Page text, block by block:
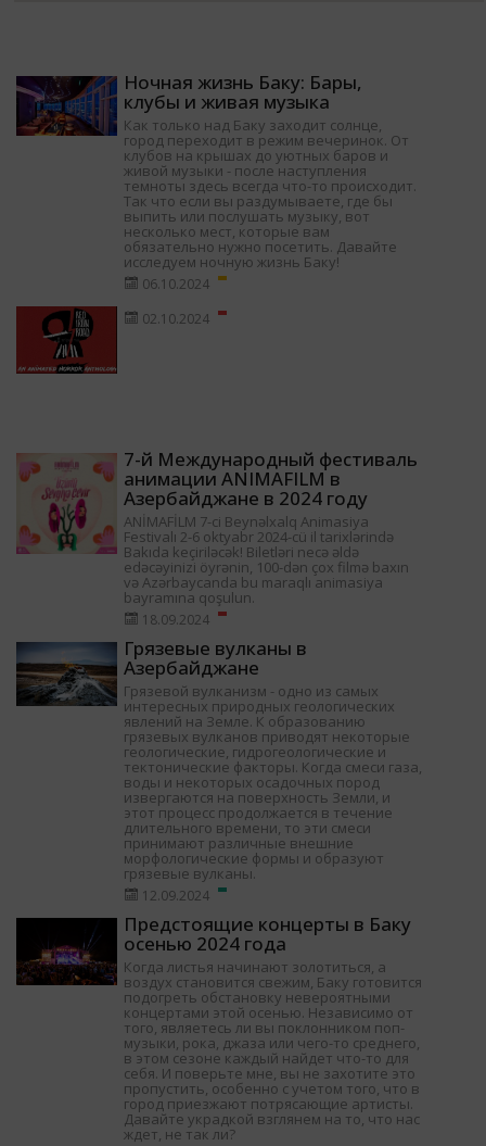
Ночная жизнь Баку: Бары,
клубы и живая музыка
Как только над Баку заходит солнце,
город переходит в режим вечеринок. От
клубов на крышах до уютных баров и
живой музыки - после наступления
темноты здесь всегда что-то происходит.
Так что если вы раздумываете, где бы
выпить или послушать музыку, вот
несколько мест, которые вам
обязательно нужно посетить. Давайте
исследуем ночную жизнь Баку!
06.10.2024
02.10.2024
7-й Международный фестиваль
анимации ANIMAFILM в
Азербайджане в 2024 году
ANİMAFİLM 7-ci Beynəlxalq Animasiya
Festivalı 2-6 oktyabr 2024-cü il tarixlərində
Bakıda keçiriləcək! Biletləri necə əldə
edəcəyinizi öyrənin, 100-dən çox filmə baxın
və Azərbaycanda bu maraqlı animasiya
bayramına qoşulun.
18.09.2024
Грязевые вулканы в
Азербайджане
Грязевой вулканизм - одно из самых
интересных природных геологических
явлений на Земле. К образованию
грязевых вулканов приводят некоторые
геологические, гидрогеологические и
тектонические факторы. Когда смеси газа,
воды и некоторых осадочных пород
извергаются на поверхность Земли, и
этот процесс продолжается в течение
длительного времени, то эти смеси
принимают различные внешние
морфологические формы и образуют
грязевые вулканы.
12.09.2024
Предстоящие концерты в Баку
осенью 2024 года
Когда листья начинают золотиться, а
воздух становится свежим, Баку готовится
подогреть обстановку невероятными
концертами этой осенью. Независимо от
того, являетесь ли вы поклонником поп-
музыки, рока, джаза или чего-то среднего,
в этом сезоне каждый найдет что-то для
себя. И поверьте мне, вы не захотите это
пропустить, особенно с учетом того, что в
город приезжают потрясающие артисты.
Давайте украдкой взглянем на то, что нас
ждет, не так ли?